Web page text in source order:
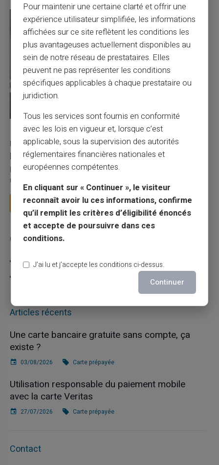
27/07/2026 Veritas Carte prépayée
Utilisation responsable du paiement mobile avec
la carte Veritas
Le paiement mobile s'est imposé dans les habitudes quotidiennes,
mais il appelle des réflexes pour é...
Lire la suite
Catégories
Carte prépayée
Articles récents
Une carte bancaire gratuite sans compte, ça
existe ?
03/08/2026 Carte prépayée
Utilisation responsable du paiement mobile
avec la carte Veritas
27/07/2026 Carte prépayée
Contact
Pour maintenir une certaine clarté et offrir une
expérience utilisateur simplifiée, les informations
affichées sur ce site reflètent les conditions les
plus avantageuses actuellement disponibles au
sein de notre réseau de prestataires. Elles
peuvent ne pas représenter les conditions
spécifiques applicables à chaque prestataire ou
juridiction.
Tous les services sont fournis en conformité
avec les lois en vigueur et, lorsque c’est
applicable, sous la supervision des autorités
réglementaires financières nationales et
européennes compétentes.
En cliquant sur « Continuer », le visiteur
reconnaît avoir lu ces informations, confirme
qu’il remplit les critères d’éligibilité énoncés
et accepte de poursuivre dans ces
conditions.
J’ai lu et j’accepte les conditions ci-dessus.
Continuer